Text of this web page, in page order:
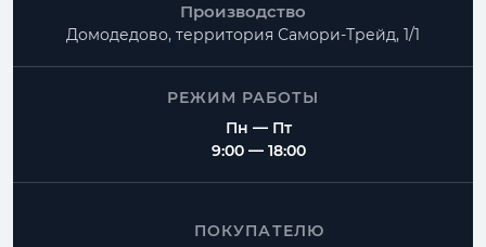
Производство
Домодедово, территория Самори-Трейд, 1/1
РЕЖИМ РАБОТЫ
Пн — Пт
9:00 — 18:00
ПОКУПАТЕЛЮ